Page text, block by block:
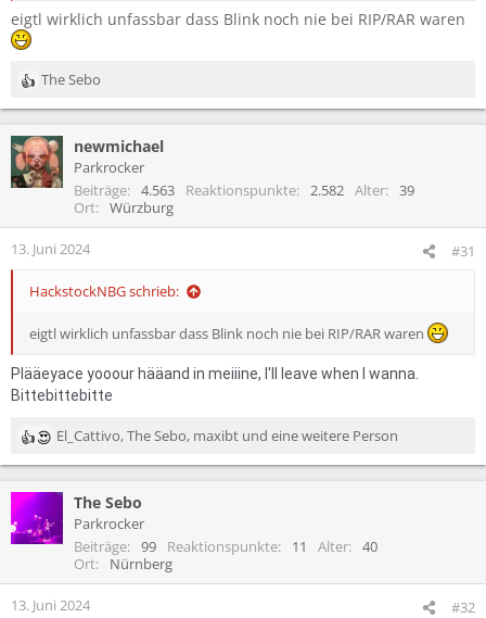
Co Head:
Deichkind
Disturbed
Bring me the Horizon
Bitte kein Rammstein , 5FDP, volbeat , 30stm
eigtl wirklich unfassbar dass Blink noch nie bei RIP/RAR waren
R
e
k
t
i
n
e
The Sebo
newmichael
Parkrocker
Beiträge
4.563 Reaktionspunkte 2.582 Alter
39
Ort
Würzburg
13. Juni 2024 #31
HackstockNBG schrieb:
eigtl wirklich unfassbar dass Blink noch nie bei RIP/RAR waren
Plääeyace yooour hääand in meiiine, I'll leave when I wanna.
Bittebittebitte
R
e
k
t
i
n
e
El_Cattivo,The Sebo, maxibt und eine weitere Person
The Sebo
Parkrocker
Beiträge
99 Reaktionspunkte 11 Alter
40
Ort
Nürnberg
13. Juni 2024 #32